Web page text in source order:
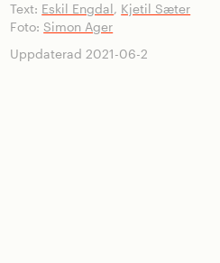
Text: Eskil Engdal, Kjetil Sæter
Foto: Simon Ager
Uppdaterad 2021-06-2